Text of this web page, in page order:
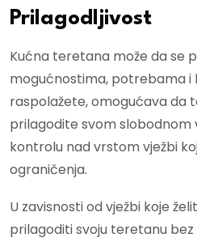
Prilagodljivost
Kućna teretana može da se
mogućnostima, potrebama i
raspolažete, omogućava da
prilagodite svom slobodnom
kontrolu nad vrstom vježbi
ograničenja.
U zavisnosti od vježbi koje
prilagoditi svoju teretanu